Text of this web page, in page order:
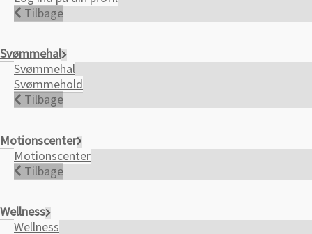
Tilbage
Svømmehal
Svømmehal
Svømmehold
Tilbage
Motionscenter
Motionscenter
Tilbage
Wellness
Wellness